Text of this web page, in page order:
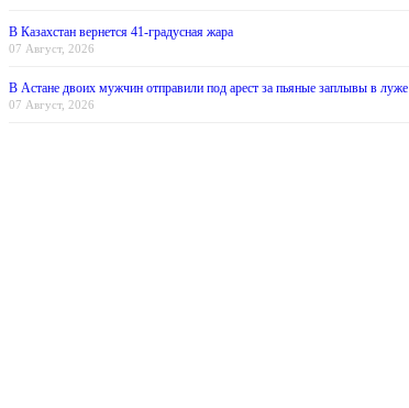
В Казахстан вернется 41-градусная жара
07 Август, 2026
В Астане двоих мужчин отправили под арест за пьяные заплывы в луже
07 Август, 2026